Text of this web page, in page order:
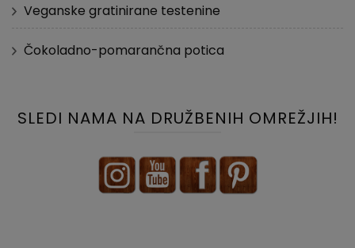
Veganske gratinirane testenine
Čokoladno-pomarančna potica
SLEDI NAMA NA DRUŽBENIH OMREŽJIH!